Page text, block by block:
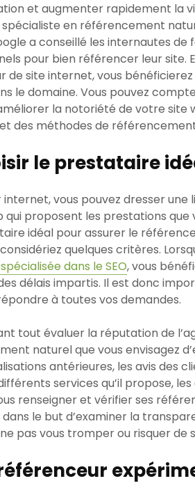
et augmenter rapidement la
spécialiste en référencement
a conseillé les internautes de
pour bien référencer leur site.
de site internet, vous
le domaine. Vous pouvez
la notoriété de votre site
des méthodes de
le prestataire
internet, vous pouvez dresser une
proposent les prestations que
idéal pour assurer le
quelques critères.
dans le SEO, vous
délais impartis. Il est donc
à toutes vos demandes.
tout évaluer la réputation de
naturel que vous envisagez
antérieures, les avis des
services qu’il propose,
renseigner et vérifier ses
le but d’examiner la
pas vous tromper ou risquer de